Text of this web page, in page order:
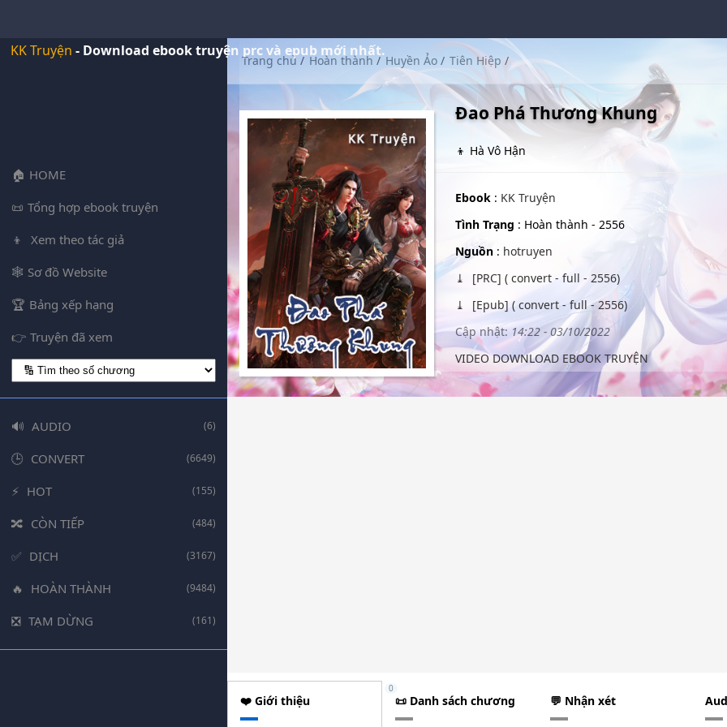
KK Truyện - Download ebook truyện prc và epub mới nhất.
HOME
Tổng hợp ebook truyện
Xem theo tác giả
Sơ đồ Website
Bảng xếp hạng
Truyện đã xem
AUDIO (6)
CONVERT (6649)
HOT (155)
CÒN TIẾP (484)
DỊCH (3167)
HOÀN THÀNH (9484)
TẠM DỪNG (161)
Trang chủ/ Hoàn thành/ Huyền Ảo / Tiên Hiệp /
Đao Phá Thương Khung
👦 Hà Vô Hận
Ebook : KK Truyện
Tình Trạng : Hoàn thành - 2556
Nguồn: hotruyen
[PRC] ( convert - full - 2556)
[Epub] ( convert - full - 2556)
Cập nhật:14:22 - 03/10/2022
VIDEO DOWNLOAD EBOOK TRUYỆN
❤️ Giới thiệu 📜 Danh sách chương
0
💬 Nhận xét